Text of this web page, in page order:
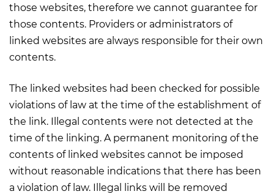
those websites, therefore we cannot guarantee for
those contents. Providers or administrators of
linked websites are always responsible for their own
contents.
The linked websites had been checked for possible
violations of law at the time of the establishment of
the link. Illegal contents were not detected at the
time of the linking. A permanent monitoring of the
contents of linked websites cannot be imposed
without reasonable indications that there has been
a violation of law. Illegal links will be removed